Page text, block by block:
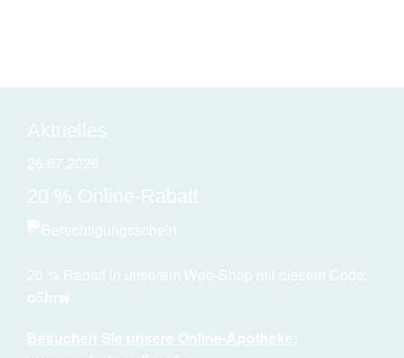
Aktuelles
26.07.2026
20 % Online-Rabatt
20 % Rabatt in unserem Web-Shop mit diesem Code:
o5hrw
Besuchen Sie unsere Online-Apotheke: